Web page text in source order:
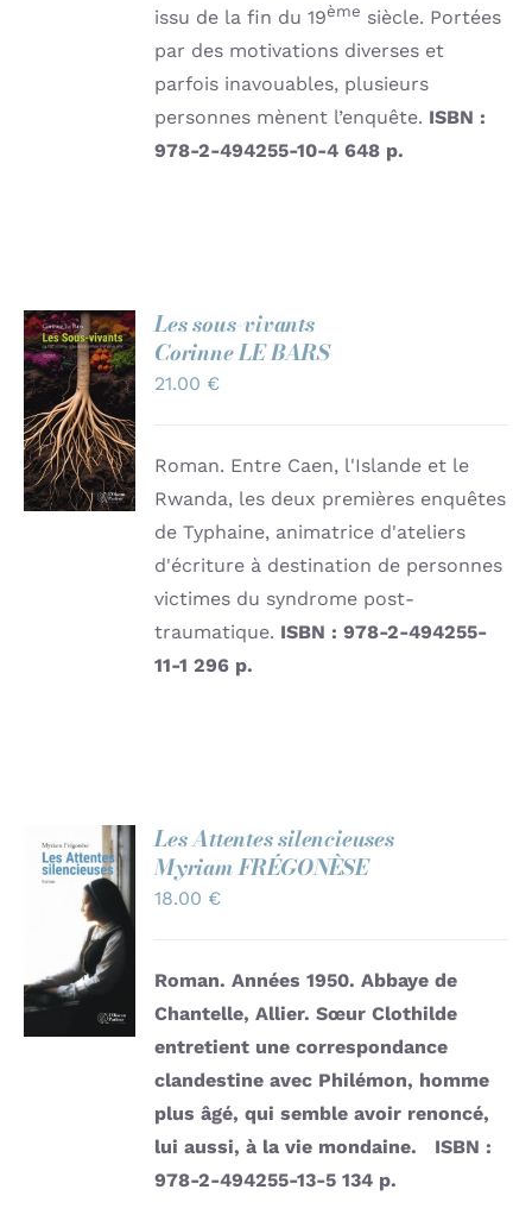
issu de la fin du 19ème siècle. Portées
par des motivations diverses et
parfois inavouables, plusieurs
personnes mènent l’enquête. ISBN :
978-2-494255-10-4648 p.
AJOUTER
AU
PANIER
/
DÉTAILS
Les sous-vivants
Corinne LE BARS
21.00 €
Roman. Entre Caen, l'Islande et le
Rwanda, les deux premières enquêtes
de Typhaine, animatrice d'ateliers
d'écriture à destination de personnes
victimes du syndrome post-
traumatique. ISBN : 978-2-494255-
11-1296 p.
AJOUTER
AU
PANIER
/
DÉTAILS
Les Attentes silencieuses
Myriam FRÉGONÈSE
18.00 €
Roman. Années 1950. Abbaye de
Chantelle, Allier. Sœur Clothilde
entretient une correspondance
clandestine avec Philémon, homme
plus âgé, qui semble avoir renoncé,
lui aussi, à la vie mondaine.
ISBN :
978-2-494255-13-5134 p.